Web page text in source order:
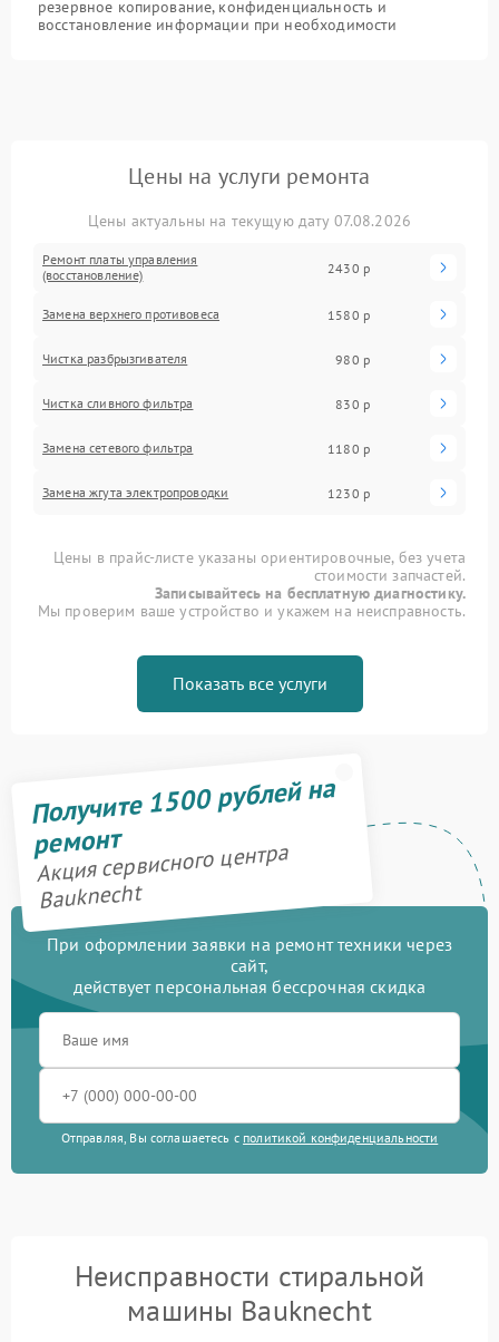
резервное копирование, конфиденциальность и
восстановление информации при необходимости
Цены на услуги ремонта
Цены актуальны на текущую дату 07.08.2026
Ремонт платы управления
(восстановление)
2430 р
Замена верхнего противовеса 1580 р
Чистка разбрызгивателя 980 р
Чистка сливного фильтра 830 р
Замена сетевого фильтра 1180 р
Замена жгута электропроводки 1230 р
Цены в прайс-листе указаны ориентировочные, без учета
стоимости запчастей.
Записывайтесь на бесплатную диагностику.
Мы проверим ваше устройство и укажем на неисправность.
Показать все услуги
Получите 1500 рублей на
ремонт
Акция сервисного центра
Bauknecht
При оформлении заявки на ремонт техники через
сайт,
действует персональная бессрочная скидка
Отправляя, Вы соглашаетесь с политикой конфиденциальности
Неисправности стиральной
машины Bauknecht